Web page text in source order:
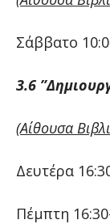
Σάββατο
3.6
(Αίθουσα
Δευτέρα
Πέμπτη